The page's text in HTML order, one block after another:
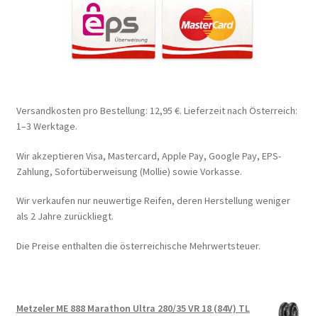
Versandkosten pro Bestellung: 12,95 €. Lieferzeit nach Österreich:
1–3 Werktage.
Wir akzeptieren Visa, Mastercard, Apple Pay, Google Pay, EPS-
Zahlung, Sofortüberweisung (Mollie) sowie Vorkasse.
Wir verkaufen nur neuwertige Reifen, deren Herstellung weniger
als 2 Jahre zurückliegt.
Die Preise enthalten die österreichische Mehrwertsteuer.
Metzeler ME 888 Marathon Ultra 280/35 VR 18 (84V) TL